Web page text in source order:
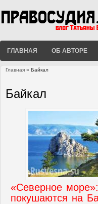
ГЛАВНАЯ ОБ АВТОРЕ
Главная » Байкал
Байкал
«Северное
покушаются на